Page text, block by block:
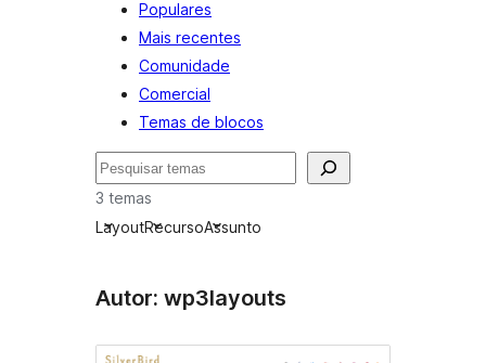
Populares
Mais recentes
Comunidade
Comercial
Temas de blocos
Pesquisar
3 temas
LayoutRecursoAssunto
Autor: wp3layouts